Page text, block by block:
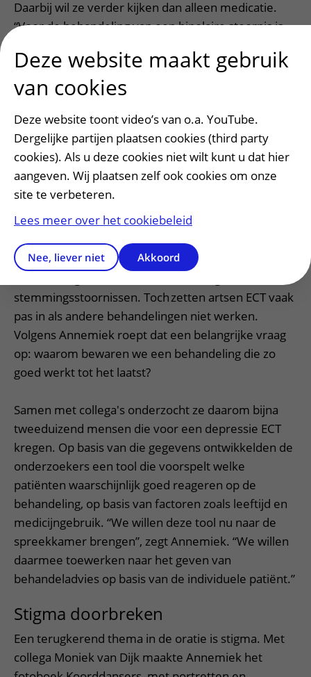
Daarbij wil ze verder kijken dan alleen medicatie.
“Voor de behandeling van een bipolaire stoornis is
een zinvolle dagbesteding”, zegt Annemiek. “Om
patiënten meer regie te geven over hun
nodig. Zo kunnen we beter begrijpen wie medicatie
kan afbouwen, wanneer dat kan en hoe we dat veilig
kunnen doen.”
ECT: van laatste redmiddel naar
passende behandeling
Een tweede onderzoekslijn richt zich op
elektroconvulsietherapie(ECT), een effectieve
stemmingsstoornissen. Toch zetten artsen ECT vaak
pas in als andere behandelingen niet werken.
Volgens Annemiek roept dat een belangrijke vraag
op: waarom bewaren we een behandeling die zo
goed werkt tot het laatst?
Samen met collega's onderzocht ze daarom bijna
tweeduizend mensen die voor een depressie ECT
kregen. Op basis van die gegevens ontwikkelden de
onderzoekers een tool die voorspelt welke
patiënten waarschijnlijk goed reageren op de
behandeling, op basis van factoren zoals leeftijd en
medicijngebruik. “We willen deze tool nu naar de
spreekkamer brengen”, zegt Annemiek. “We willen
daarmee toewerken naar het geven van
behandeladvies op basis van de individuele patiënt.”
Stigma doorbreken
Een terugkerend thema in de oratie is stigma. Met
collega Moniek van Dijk maakte Annemiek het
Deze website maakt gebruik
van cookies
Deze website toont video’s van o.a. YouTube.
Dergelijke partijen plaatsen cookies (third party
cookies). Als u deze cookies niet wilt kunt u dat hier
aangeven. Wij plaatsen zelf ook cookies om onze
site te verbeteren.
Lees meer over het cookiebeleid
Nee, liever niet Akkoord